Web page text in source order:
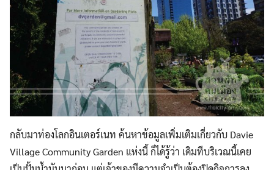
กลับมาท่องโลกอินเตอร์เนท ค้นหาข้อมูลเพิ่มเติมเกี่ยวกับ Davie
Village Community Garden แห่งนี้ ก็ได้รู้ว่า เดิมทีบริเวณนี้เคย